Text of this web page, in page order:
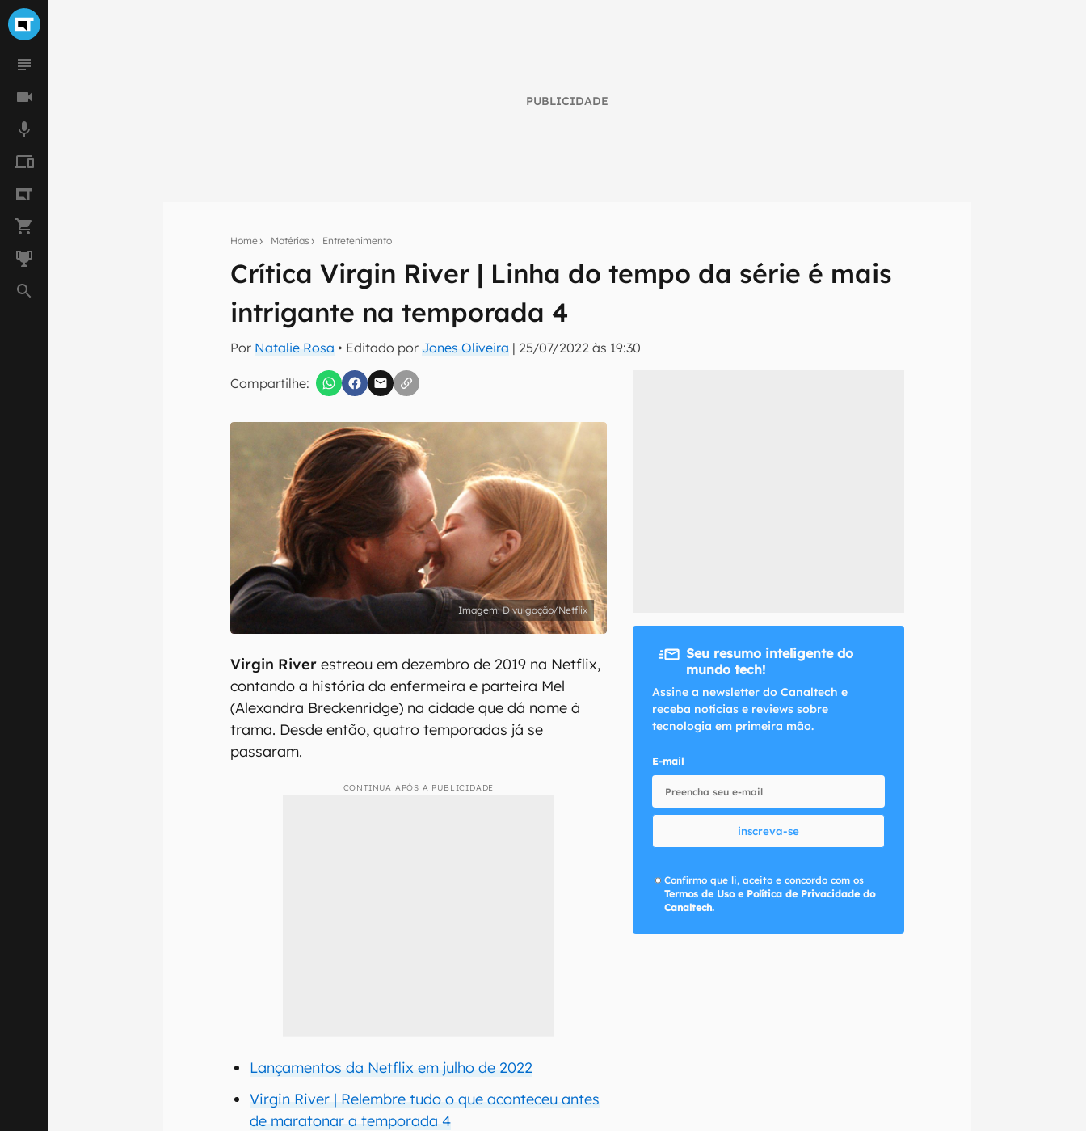
PUBLICIDADE
Home Matérias Entretenimento
Crítica Virgin River | Linha do tempo da série é mais
intrigante na temporada 4
Por Natalie Rosa • Editado por Jones Oliveira | 25/07/2022 às 19:30
Compartilhe:
Seu resumo inteligente do mundo tech!
Assine a newsletter do Canaltech e receba notícias e reviews sobre tecnologia em primeira
mão.
Confirmo que li, aceito e concordo com os Termos de Uso e Política de Privacidade do Canaltech.
Divulgação/Netflix
Virgin River estreou em dezembro de 2019 na Netflix,
contando a história da enfermeira e parteira Mel
(Alexandra Breckenridge) na cidade que dá nome à
trama. Desde então, quatro temporadas já se
passaram.
CONTINUA APÓS A PUBLICIDADE
Lançamentos da Netflix em julho de 2022
Virgin River | Relembre tudo o que aconteceu antes
de maratonar a temporada 4
Seu resumo inteligente do
mundo tech!
Assine a newsletter do Canaltech e
receba notícias e reviews sobre
tecnologia em primeira mão.
E-mail
inscreva-se
Confirmo que li, aceito e concordo com os
Termos de Uso e Política de Privacidade do
Canaltech.